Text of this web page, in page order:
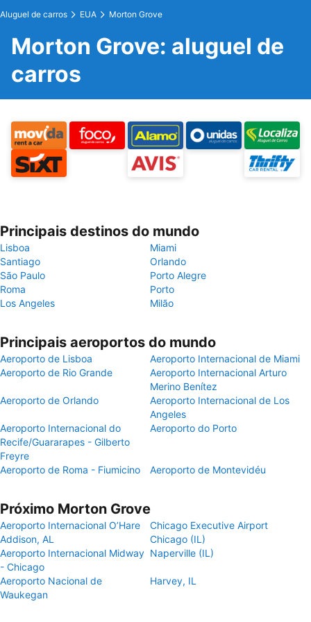
Aluguel de carros EUA Morton Grove
Morton Grove: aluguel de
carros
Principais destinos do mundo
Lisboa
Miami
Santiago
Orlando
São Paulo
Porto Alegre
Roma
Porto
Los Angeles
Milão
Principais aeroportos do mundo
Aeroporto de Lisboa
Aeroporto Internacional de Miami
Aeroporto de Rio Grande
Aeroporto Internacional Arturo
Merino Benítez
Aeroporto de Orlando
Aeroporto Internacional de Los
Angeles
Aeroporto Internacional do
Recife/Guararapes - Gilberto
Freyre
Aeroporto do Porto
Aeroporto de Roma - Fiumicino Aeroporto de Montevidéu
Próximo Morton Grove
Aeroporto Internacional O’Hare
Chicago Executive Airport
Addison, AL
Chicago (IL)
Aeroporto Internacional Midway
- Chicago
Naperville (IL)
Aeroporto Nacional de
Waukegan
Harvey, IL